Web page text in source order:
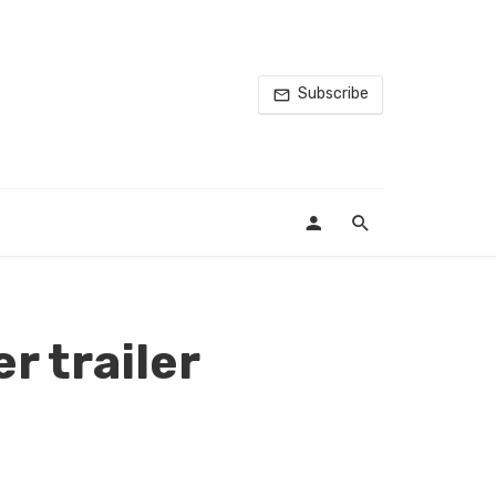
Subscribe
trailer